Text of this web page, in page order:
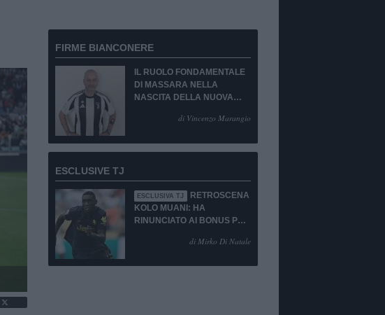
FIRME BIANCONERE
IL RUOLO FONDAMENTALE
DI MASSARA NELLA
NASCITA DELLA NUOVA
di Vincenzo Marangio
ESCLUSIVE TJ
ESCLUSIVA TJ
RETROSCENA
KOLO MUANI: HA
RINUNCIATO AI BONUS PUR
di Mirko Di Natale